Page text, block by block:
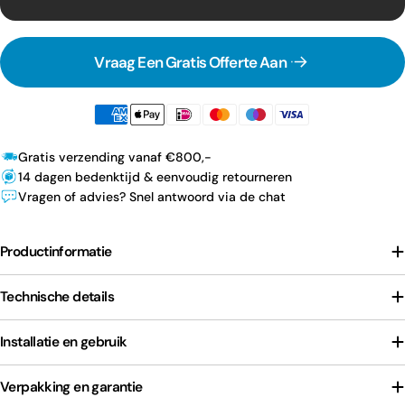
Vraag Een Gratis Offerte Aan
Gratis verzending vanaf €800,-
14 dagen bedenktijd & eenvoudig retourneren
Vragen of advies? Snel antwoord via de chat
Productinformatie
Technische details
Installatie en gebruik
Verpakking en garantie